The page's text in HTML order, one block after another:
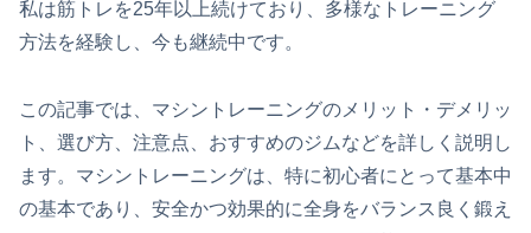
私は筋トレを25年以上続けており、多様なトレーニング
方法を経験し、今も継続中です。
この記事では、マシントレーニングのメリット・デメリッ
ト、選び方、注意点、おすすめのジムなどを詳しく説明し
ます。マシントレーニングは、特に初心者にとって基本中
の基本であり、安全かつ効果的に全身をバランス良く鍛え